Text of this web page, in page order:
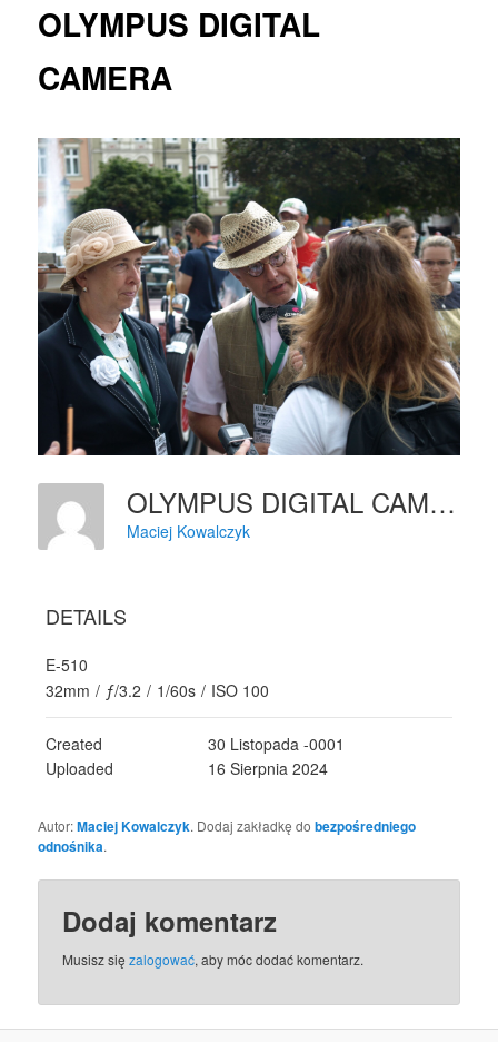
OLYMPUS DIGITAL
CAMERA
OLYMPUS DIGITAL CAMERA
Maciej Kowalczyk
DETAILS
E-510
32mm / ƒ/3.2 / 1/60s / ISO 100
Created
30 Listopada -0001
Uploaded
16 Sierpnia 2024
Autor:Maciej Kowalczyk. Dodaj zakładkę dobezpośredniego
odnośnika.
Dodaj komentarz
Musisz sięzalogować, aby móc dodać komentarz.